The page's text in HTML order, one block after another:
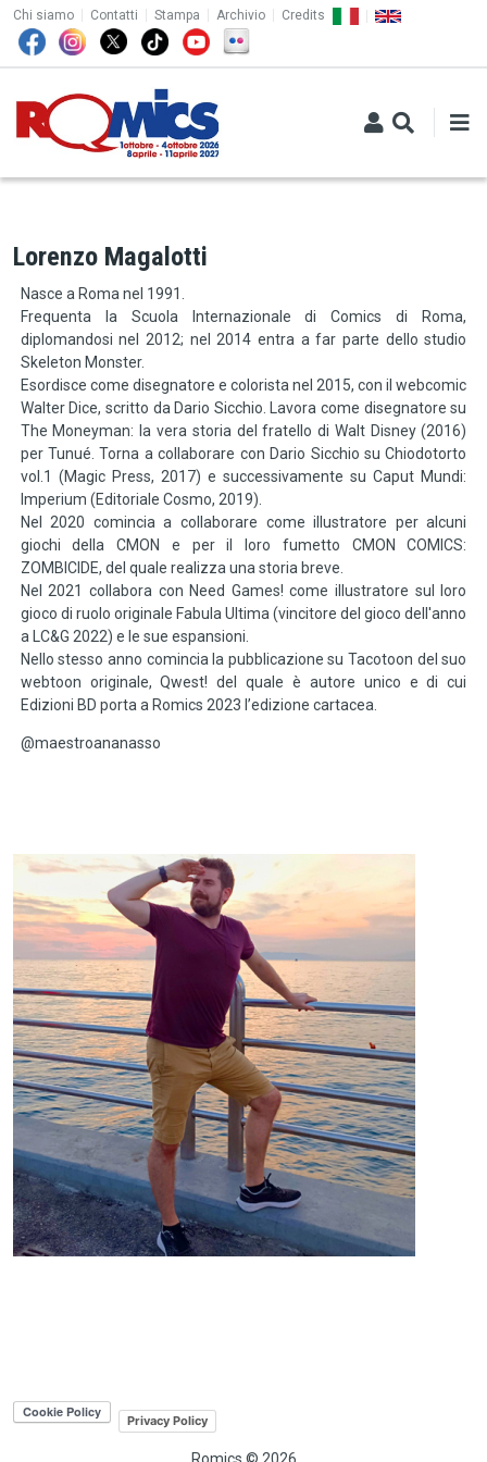
Salta al contenuto principale
TOP MENU
Chi siamo Contatti Stampa Archivio Credits
Lorenzo Magalotti
Nasce a Roma nel 1991.
Frequenta la Scuola Internazionale di Comics di Roma,
diplomandosi nel 2012; nel 2014 entra a far parte dello studio
Skeleton Monster.
Esordisce come disegnatore e colorista nel 2015, con il webcomic
Walter Dice, scritto da Dario Sicchio. Lavora come disegnatore su
The Moneyman: la vera storia del fratello di Walt Disney (2016)
per Tunué. Torna a collaborare con Dario Sicchio su Chiodotorto
vol.1 (Magic Press, 2017) e successivamente su Caput Mundi:
Imperium (Editoriale Cosmo, 2019).
Nel 2020 comincia a collaborare come illustratore per alcuni
giochi della CMON e per il loro fumetto CMON COMICS:
ZOMBICIDE, del quale realizza una storia breve.
Nel 2021 collabora con Need Games! come illustratore sul loro
gioco di ruolo originale Fabula Ultima (vincitore del gioco dell'anno
a LC&G 2022) e le sue espansioni.
Nello stesso anno comincia la pubblicazione su Tacotoon del suo
webtoon originale, Qwest! del quale è autore unico e di cui
Edizioni BD porta a Romics 2023 l’edizione cartacea.
@maestroananasso
Privacy Policy